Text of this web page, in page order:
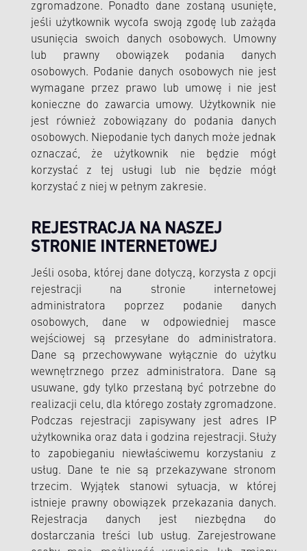
zgromadzone. Ponadto dane zostaną usunięte,
jeśli użytkownik wycofa swoją zgodę lub zażąda
usunięcia swoich danych osobowych. Umowny
lub prawny obowiązek podania danych
osobowych. Podanie danych osobowych nie jest
wymagane przez prawo lub umowę i nie jest
konieczne do zawarcia umowy. Użytkownik nie
jest również zobowiązany do podania danych
osobowych. Niepodanie tych danych może jednak
oznaczać, że użytkownik nie będzie mógł
korzystać z tej usługi lub nie będzie mógł
korzystać z niej w pełnym zakresie.
REJESTRACJA NA NASZEJ
STRONIE INTERNETOWEJ
Jeśli osoba, której dane dotyczą, korzysta z opcji
rejestracji na stronie internetowej
administratora poprzez podanie danych
osobowych, dane w odpowiedniej masce
wejściowej są przesyłane do administratora.
Dane są przechowywane wyłącznie do użytku
wewnętrznego przez administratora. Dane są
usuwane, gdy tylko przestaną być potrzebne do
realizacji celu, dla którego zostały zgromadzone.
Podczas rejestracji zapisywany jest adres IP
użytkownika oraz data i godzina rejestracji. Służy
to zapobieganiu niewłaściwemu korzystaniu z
usług. Dane te nie są przekazywane stronom
trzecim. Wyjątek stanowi sytuacja, w której
istnieje prawny obowiązek przekazania danych.
Rejestracja danych jest niezbędna do
dostarczania treści lub usług. Zarejestrowane